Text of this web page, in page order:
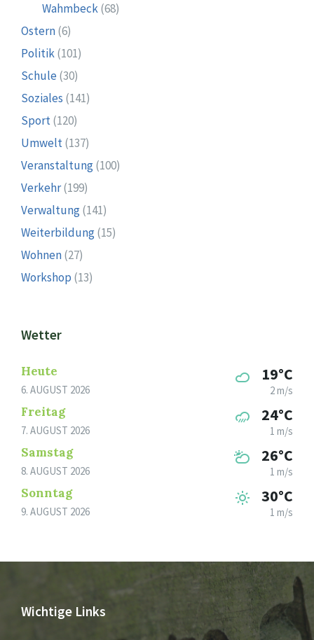
Wahmbeck(68)
Ostern(6)
Politik(101)
Schule (30)
Soziales (141)
Sport(120)
Umwelt(137)
Veranstaltung(100)
Verkehr(199)
Verwaltung(141)
Weiterbildung(15)
Wohnen(27)
Workshop (13)
Wetter
Heute
6. AUGUST 2026
19°C
2 m/s
Freitag
7. AUGUST 2026
24°C
1 m/s
Samstag
8. AUGUST 2026
26°C
1 m/s
Sonntag
9. AUGUST 2026
30°C
1 m/s
Wichtige Links